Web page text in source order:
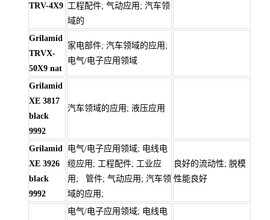
TRV-4X9 工程配件; 气动应用; 汽车领
域的
Grilamid
TRVX-
50X9 nat
家电部件; 汽车领域的应用;
电气/电子应用领域
Grilamid
XE 3817
black
9992
汽车领域的应用; 液压应用
Grilamid
XE 3926
black
9992
电气/电子应用领域; 电线电
缆应用; 工程配件; 工业应
用; 管件; 气动应用; 汽车领
域的应用;
良好的流动性; 脱模
性能良好
电气/电子应用领域; 电线电